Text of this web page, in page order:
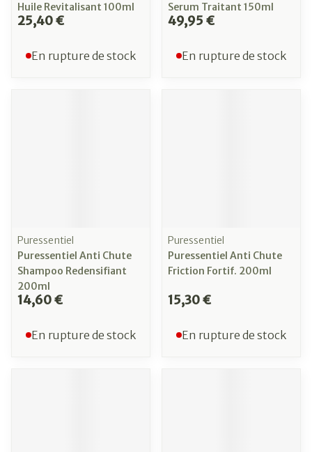
Huile Revitalisant 100ml
25,40 €
En rupture de stock
Serum Traitant 150ml
49,95 €
En rupture de stock
Puressentiel
Puressentiel Anti Chute
Shampoo Redensifiant
200ml
14,60 €
En rupture de stock
Puressentiel
Puressentiel Anti Chute
Friction Fortif. 200ml
15,30 €
En rupture de stock